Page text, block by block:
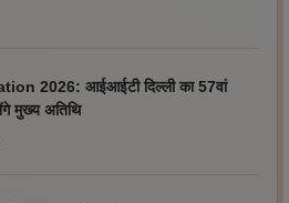
2026: आईआईटी दिल्ली का 57वां
मुख्य अतिथि